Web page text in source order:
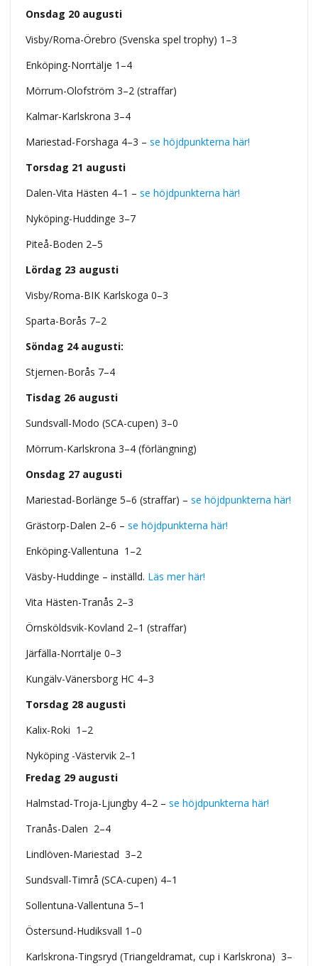
Onsdag 20 augusti
Visby/Roma-Örebro (Svenska spel trophy) 1–3
Enköping-Norrtälje 1–4
Mörrum-Olofström 3–2 (straffar)
Kalmar-Karlskrona 3–4
Mariestad-Forshaga 4–3 – se höjdpunkterna här!
Torsdag 21 augusti
Dalen-Vita Hästen 4–1 – se höjdpunkterna här!
Nyköping-Huddinge 3–7
Piteå-Boden 2–5
Lördag 23 augusti
Visby/Roma-BIK Karlskoga 0–3
Sparta-Borås 7–2
Söndag 24 augusti:
Stjernen-Borås 7–4
Tisdag 26 augusti
Sundsvall-Modo (SCA-cupen) 3–0
Mörrum-Karlskrona 3–4 (förlängning)
Onsdag 27 augusti
Mariestad-Borlänge 5–6 (straffar) – se höjdpunkterna här!
Grästorp-Dalen 2–6 – se höjdpunkterna här!
Enköping-Vallentuna 1–2
Väsby-Huddinge – inställd. Läs mer här!
Vita Hästen-Tranås 2–3
Örnsköldsvik-Kovland 2–1 (straffar)
Järfälla-Norrtälje 0–3
Kungälv-Vänersborg HC 4–3
Torsdag 28 augusti
Kalix-Roki 1–2
Nyköping -Västervik 2–1
Fredag 29 augusti
Halmstad-Troja-Ljungby 4–2 – se höjdpunkterna här!
Tranås-Dalen 2–4
Lindlöven-Mariestad 3–2
Sundsvall-Timrå (SCA-cupen) 4–1
Sollentuna-Vallentuna 5–1
Östersund-Hudiksvall 1–0
Karlskrona-Tingsryd (Triangeldramat, cup i Karlskrona) 3–